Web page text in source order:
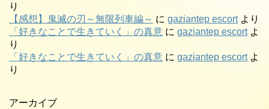
り
【感想】鬼滅の刃～無限列車編～ に gaziantep escortより
「好きなことで生きていく」の真意 に gaziantep escortよ
り
「好きなことで生きていく」の真意 に gaziantep escortよ
り
アーカイブ